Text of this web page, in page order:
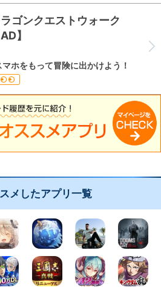
ラゴンクエストウォーク
AD】
ホをもって冒険に出かけよう！
メしたアプリ一覧